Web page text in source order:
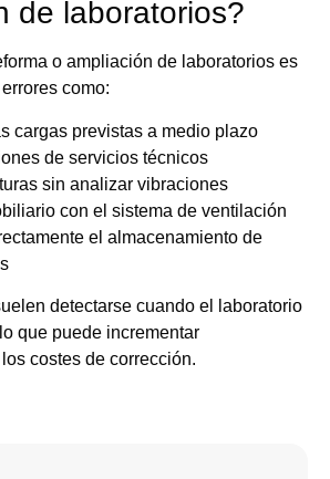
de laboratorios?
o ampliación de laboratorios es
como:
cargas previstas a medio plazo
de servicios técnicos
sin analizar vibraciones
con el sistema de ventilación
el almacenamiento de
detectarse cuando el laboratorio
que puede incrementar
costes de corrección.